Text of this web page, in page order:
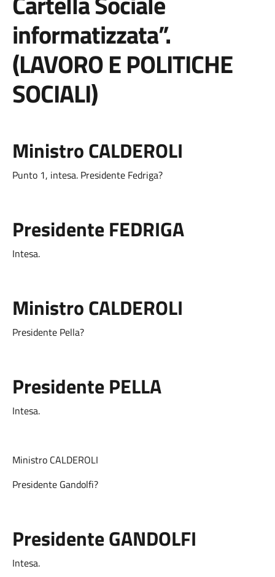
informatizzata”.
(LAVORO E POLITICHE
SOCIALI)
MinistroCALDEROLI
Punto 1, intesa. Presidente Fedriga?
PresidenteFEDRIGA
Intesa.
MinistroCALDEROLI
Presidente Pella?
PresidentePELLA
Intesa.
Ministro CALDEROLI
Presidente Gandolfi?
PresidenteGANDOLFI
Intesa.